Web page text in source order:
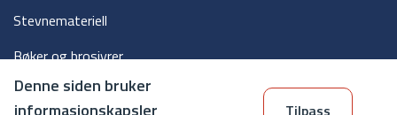
Stevnemateriell
Bøker og brosjyrer
Våpen og våpen tilbehør
Denne siden bruker
informasjonskapsler
Tilpass